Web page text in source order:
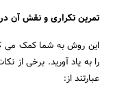
تمرین تکراری و نقش آن
این روش به شما کمک می
را به یاد آورید. برخی از
عبارتند از: